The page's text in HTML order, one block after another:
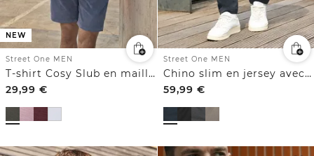
NEW
Street One MEN
T-shirt Cosy Slub en maille texturée
29,99 €
Street One MEN
Chino slim en jersey avec ceinture confortable
59,99 €